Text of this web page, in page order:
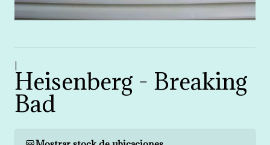
Heisenberg - Breaking
Bad